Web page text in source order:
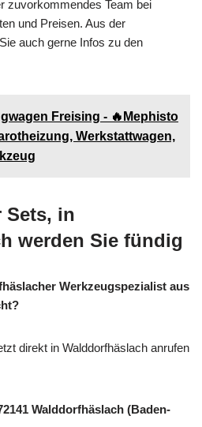
zuvorkommendes Team bei
und Preisen. Aus der
auch gerne Infos zu den
Freising - 🔥Mephisto
Werkstattwagen,
Sets, in
werden Sie fündig
Werkzeugspezialist aus
direkt in Walddorfhäslach anrufen
Walddorfhäslach (Baden-